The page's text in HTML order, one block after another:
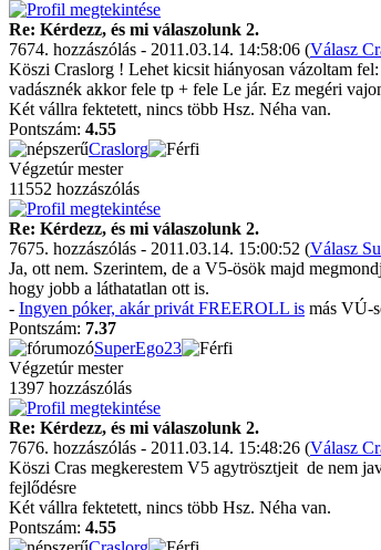
Re: Kérdezz, és mi válaszolunk 2.
7674. hozzászólás - 2011.03.14. 14:58:06 (Válasz
Köszi Craslorg ! Lehet kicsit hiányosan vázoltam
vadásznék akkor fele tp + fele Le jár. Ez megéri
Két vállra fektetett, nincs több Hsz. Néha van.
Pontszám: 4.55
Craslorg
Végzetúr mester
11552 hozzászólás
Re: Kérdezz, és mi válaszolunk 2.
7675. hozzászólás - 2011.03.14. 15:00:52 (Válasz
Ja, ott nem. Szerintem, de a V5-ösök majd
hogy jobb a láthatatlan ott is.
- Ingyen póker, akár privát FREEROLL is más VÚ-
Pontszám: 7.37
SuperEgo23
Végzetúr mester
1397 hozzászólás
Re: Kérdezz, és mi válaszolunk 2.
7676. hozzászólás - 2011.03.14. 15:48:26 (Válasz
Köszi Cras megkerestem V5 agytrösztjeit de nem
fejlődésre
Két vállra fektetett, nincs több Hsz. Néha van.
Pontszám: 4.55